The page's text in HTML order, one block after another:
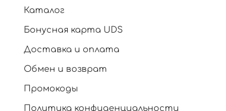
Каталог
Бонусная карта UDS
Доставка и оплата
Обмен и возврат
Промокоды
Политика конфиденциальности